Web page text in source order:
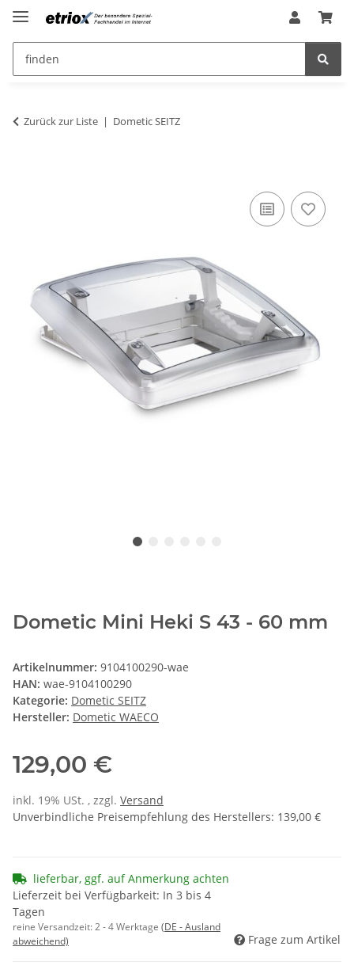
Zurück zur Liste Dometic SEITZ
Dometic Mini Heki S 43 - 60 mm
Artikelnummer: 9104100290-wae
HAN: wae-9104100290
Kategorie: Dometic SEITZ
Hersteller: Dometic WAECO
129,00 €
inkl. 19% USt. , zzgl. Versand
Unverbindliche Preisempfehlung des Herstellers: 139,00 €
lieferbar, ggf. auf Anmerkung achten
Lieferzeit bei Verfügbarkeit: In 3 bis 4
Tagen
reine Versandzeit:2 - 4 Werktage (DE - Ausland
abweichend)
Frage zum Artikel